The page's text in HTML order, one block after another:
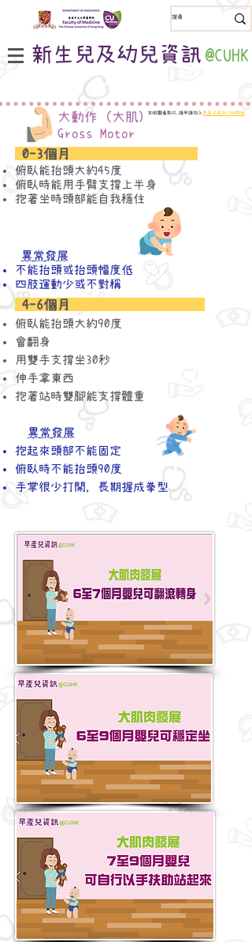
新生兒及幼兒資訊 @CUHK
大動作 (大肌)
Gross Motor
如欲觀看影片,請申請加入早產兒資訊CUHK群組
0-3個月
俯臥 能抬頭大約45度
俯臥時能用手臂支撐上半身
​抱著坐時頭部能自我穩住
異常發展
不能抬頭或抬頭幅度低
​四肢運動少或不對稱
4-6個月
俯臥 能抬頭大約90 度
會翻身
​用雙手支撐坐30秒
​伸手拿東西
​抱著站時雙腳能支撐體重
異常發展
​抱起來頭部不能固定
​俯臥時不能抬頭90度
​手掌很少打開，長期握成拳型